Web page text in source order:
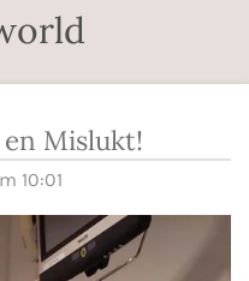
Mislukt!
10:01